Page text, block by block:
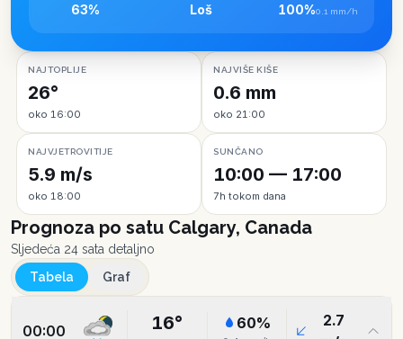
63% Loš 100%0.1 mm/h
NAJTOPLIJE
26°
oko 16:00
NAJVIŠE KIŠE
0.6 mm
oko 21:00
NAJVJETROVITIJE
5.9 m/s
oko 18:00
SUNČANO
10:00 — 17:00
7h tokom dana
Prognoza po satu Calgary, Canada
Sljedeća 24 sata detaljno
Tabela
Graf
00:00 16° 60%
2.7